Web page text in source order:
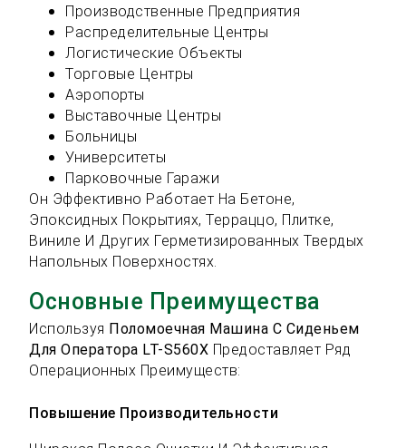
Производственные Предприятия
Распределительные Центры
Логистические Объекты
Торговые Центры
Аэропорты
Выставочные Центры
Больницы
Университеты
Парковочные Гаражи
Он Эффективно Работает На Бетоне,
Эпоксидных Покрытиях, Терраццо, Плитке,
Виниле И Других Герметизированных Твердых
Напольных Поверхностях.
Основные Преимущества
Используя Поломоечная Машина С Сиденьем
Для Оператора LT-S560X Предоставляет Ряд
Операционных Преимуществ:
Повышение Производительности